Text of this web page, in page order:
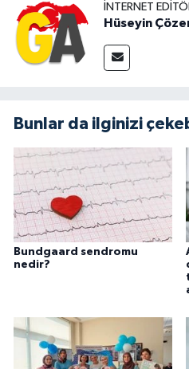
İNTERNET
Hüseyin
Bunlar da ilginizi
Bundgaard sendromu
nedir?